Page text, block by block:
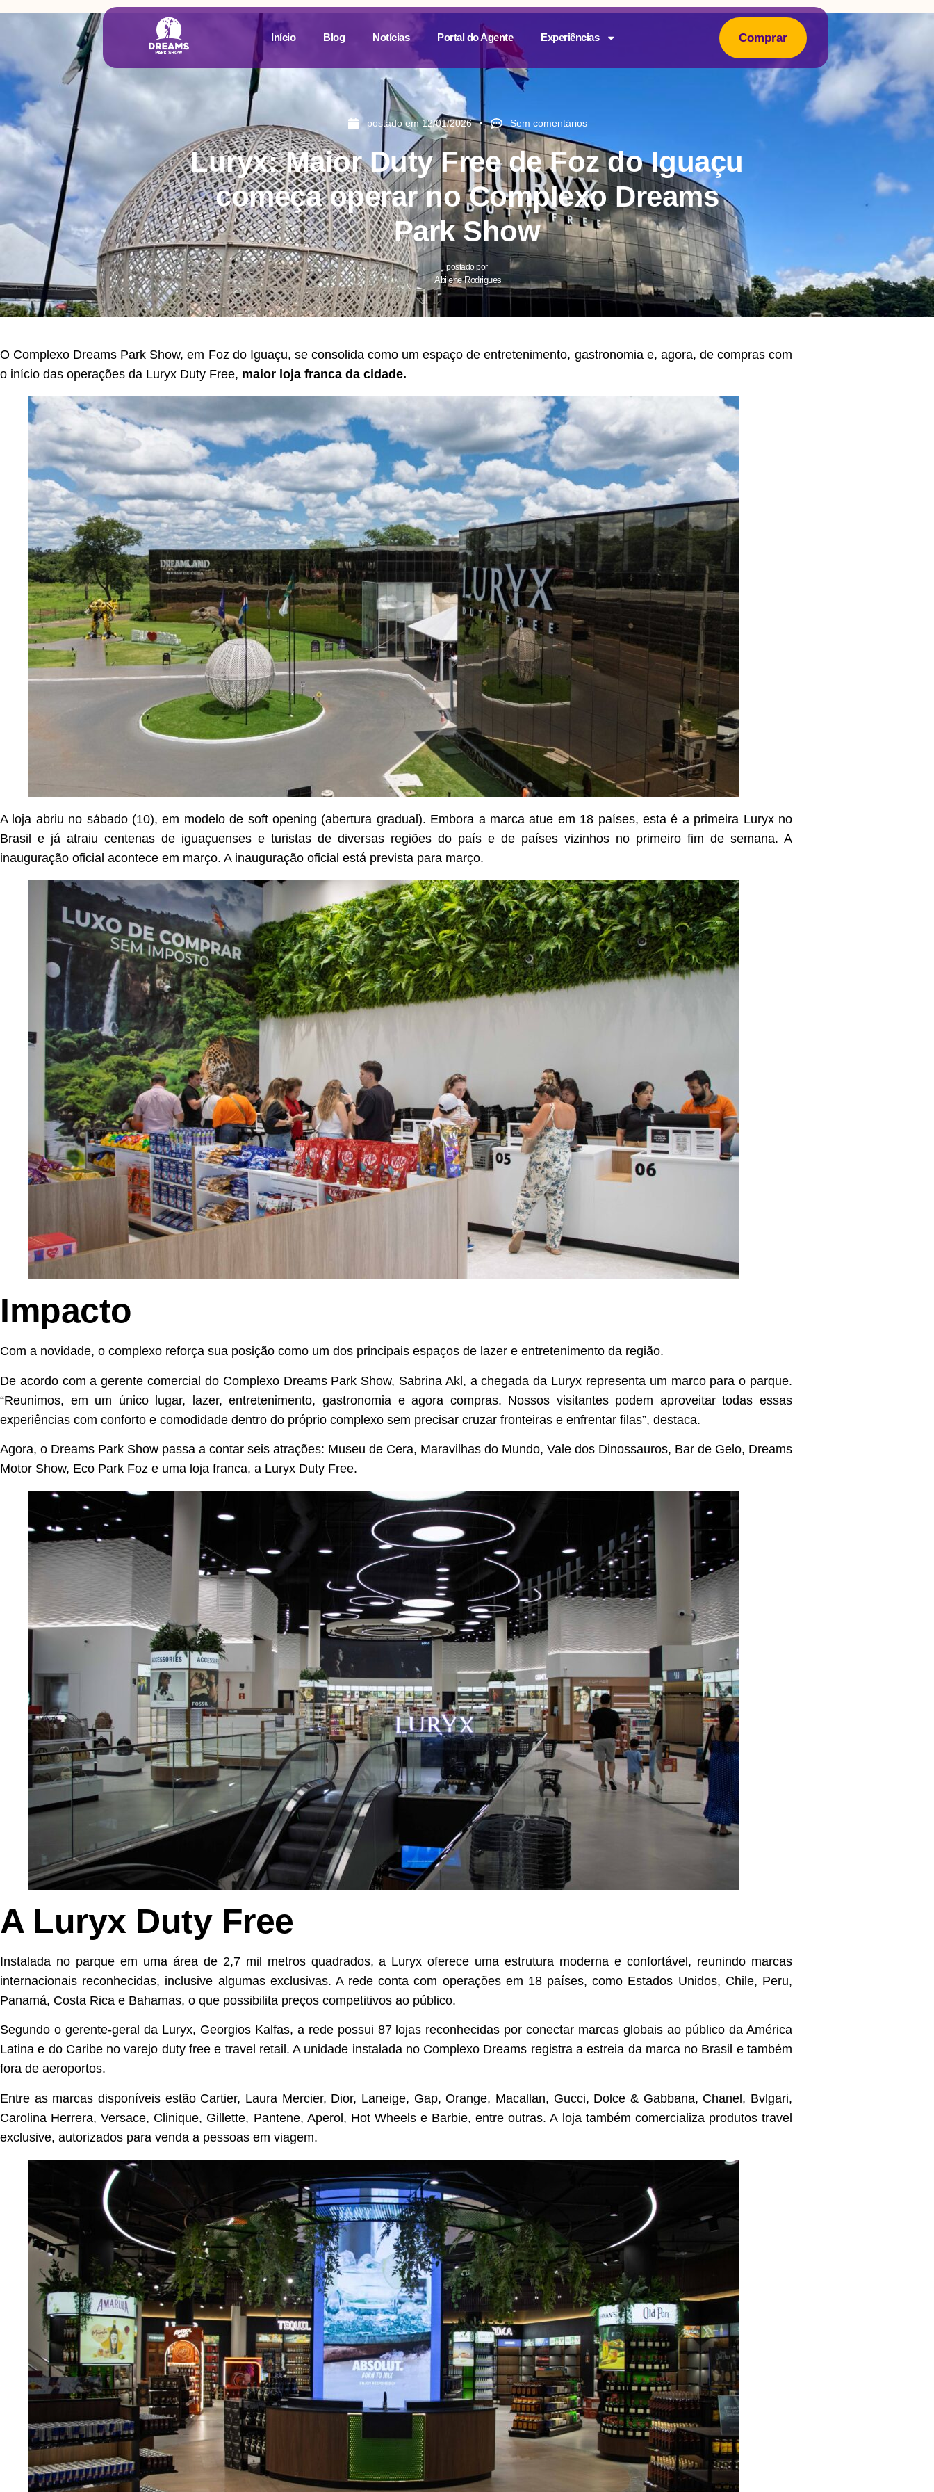
Início Blog Notícias Portal do Agente Experiências Comprar
postado em 12/01/2026 Sem comentários
Luryx: Maior Duty Free de Foz do Iguaçu
começa operar no Complexo Dreams
Park Show
postado por
Abilene Rodrigues
O Complexo Dreams Park Show, em Foz do Iguaçu, se consolida como um espaço de entretenimento, gastronomia e, agora, de compras com
o início das operações da Luryx Duty Free, maior loja franca da cidade.
A loja abriu no sábado (10), em modelo de soft opening (abertura gradual). Embora a marca atue em 18 países, esta é a primeira Luryx no
Brasil e já atraiu centenas de iguaçuenses e turistas de diversas regiões do país e de países vizinhos no primeiro fim de semana. A
inauguração oficial acontece em março. A inauguração oficial está prevista para março.
Impacto
Com a novidade, o complexo reforça sua posição como um dos principais espaços de lazer e entretenimento da região.
De acordo com a gerente comercial do Complexo Dreams Park Show, Sabrina Akl, a chegada da Luryx representa um marco para o parque.
“Reunimos, em um único lugar, lazer, entretenimento, gastronomia e agora compras. Nossos visitantes podem aproveitar todas essas
experiências com conforto e comodidade dentro do próprio complexo sem precisar cruzar fronteiras e enfrentar filas”, destaca.
Agora, o Dreams Park Show passa a contar seis atrações: Museu de Cera, Maravilhas do Mundo, Vale dos Dinossauros, Bar de Gelo, Dreams
Motor Show, Eco Park Foz e uma loja franca, a Luryx Duty Free.
A Luryx Duty Free
Instalada no parque em uma área de 2,7 mil metros quadrados, a Luryx oferece uma estrutura moderna e confortável, reunindo marcas
internacionais reconhecidas, inclusive algumas exclusivas. A rede conta com operações em 18 países, como Estados Unidos, Chile, Peru,
Panamá, Costa Rica e Bahamas, o que possibilita preços competitivos ao público.
Segundo o gerente-geral da Luryx, Georgios Kalfas, a rede possui 87 lojas reconhecidas por conectar marcas globais ao público da América
Latina e do Caribe no varejo duty free e travel retail. A unidade instalada no Complexo Dreams registra a estreia da marca no Brasil e também
fora de aeroportos.
Entre as marcas disponíveis estão Cartier, Laura Mercier, Dior, Laneige, Gap, Orange, Macallan, Gucci, Dolce & Gabbana, Chanel, Bvlgari,
Carolina Herrera, Versace, Clinique, Gillette, Pantene, Aperol, Hot Wheels e Barbie, entre outras. A loja também comercializa produtos travel
exclusive, autorizados para venda a pessoas em viagem.